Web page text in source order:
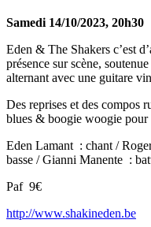
Samedi 14/10/2023, 20h30
Eden & The Shakers c’est
présence sur scène,
alternant avec une guitare
Des reprises et des compos
blues & boogie woogie
Eden Lamant : chant /
basse / Gianni Manente :
Paf 9€
http://www.shakineden.be